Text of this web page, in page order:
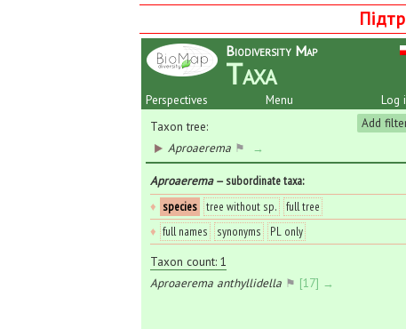
Biodiversity Map
Taxa
Perspectives Log
Menu
Add
Taxon tree:
Aproaerema ⚑ →
Aproaerema— subordinate taxa:
♦ species tree without sp.
full tree
♦ full names synonyms
PL only
Taxon count: 1
Aproaerema anthyllidella ⚑ [17] →